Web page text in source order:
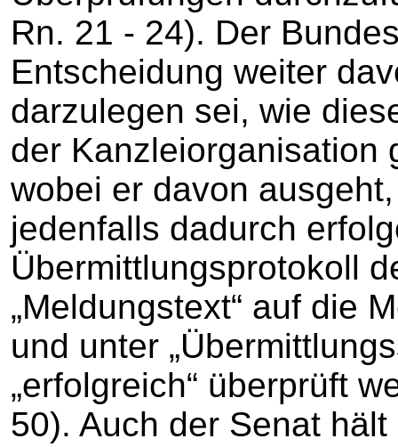
Rn. 21 - 24). Der
Entscheidung weiter
darzulegen sei, wie
der Kanzleiorganisation
wobei er davon
jedenfalls dadurch
Übermittlungsprotokoll
„Meldungstext“ auf die
und unter
„erfolgreich“ überprüft
50). Auch der Senat